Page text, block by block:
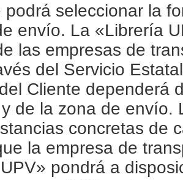
podrá seleccionar la
envío. La «Librería
las empresas de
del Servicio
Cliente dependerá
de la zona de envío.
concretas de
la empresa de
pondrá a